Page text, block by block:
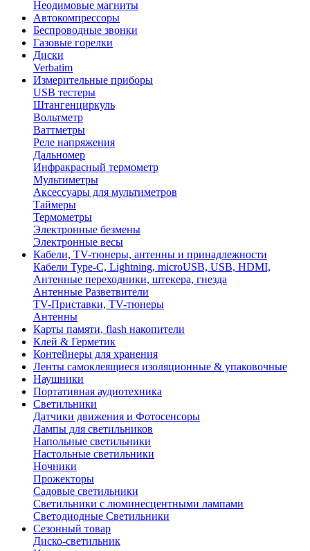
Неодимовые магниты
Автокомпрессоры
Беспроводные звонки
Газовые горелки
Диски
Verbatim
Измерительные приборы
USB тестеры
Штангенциркуль
Вольтметр
Ваттметры
Реле напряжения
Дальномер
Инфракрасный термометр
Мультиметры
Аксессуары для мультиметров
Таймеры
Термометры
Электронные безмены
Электронные весы
Кабели, TV-тюнеры, антенны и принадлежности
Кабели Type-C, Lightning, microUSB, USB, HDMI,
Антенные переходники, штекера, гнезда
Антенные Разветвители
TV-Приставки, TV-тюнеры
Антенны
Карты памяти, flash накопители
Клей & Герметик
Контейнеры для хранения
Ленты самоклеящиеся изоляционные & упаковочные
Наушники
Портативная аудиотехника
Светильники
Датчики движения и Фотосенсоры
Лампы для светильников
Напольные светильники
Настольные светильники
Ночники
Прожекторы
Садовые светильники
Светильники с люминесцентными лампами
Светодиодные Светильники
Сезонный товар
Диско-светильник